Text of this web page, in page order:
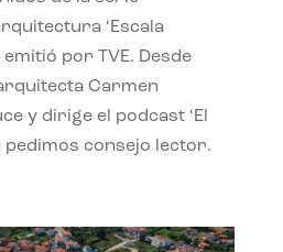
‘Escala
emitió por TVE. Desde
Carmen
y dirige el podcast ‘El
pedimos consejo lector.